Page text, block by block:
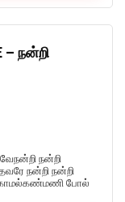
– நன்றி
நன்றி
நன்றி நன்றி
போல்